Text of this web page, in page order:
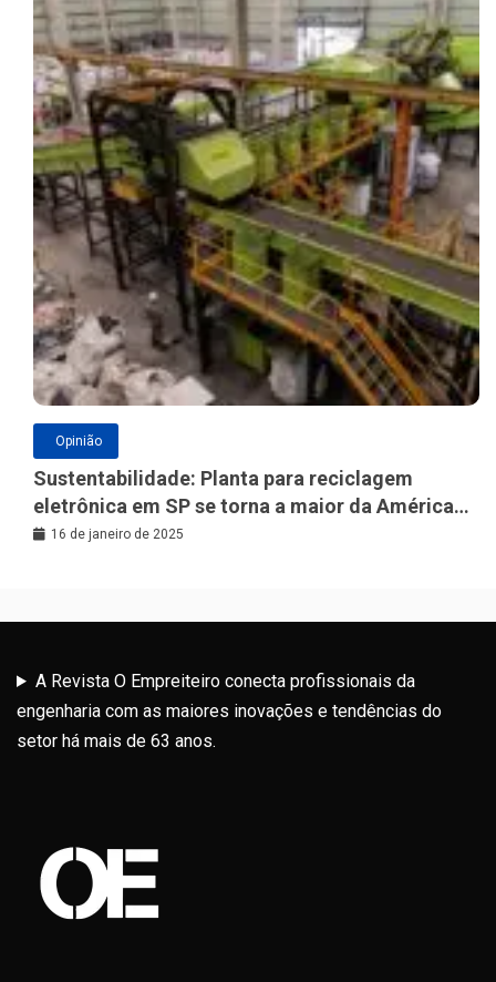
Opinião
Sustentabilidade: Planta para reciclagem
eletrônica em SP se torna a maior da América
Latina
16 de janeiro de 2025
A Revista O Empreiteiro conecta profissionais da
engenharia com as maiores inovações e tendências do
setor há mais de 63 anos.